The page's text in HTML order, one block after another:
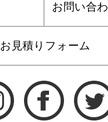
お問い合
お見積りフォーム